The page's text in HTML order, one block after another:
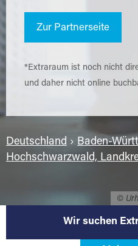
©
Zur Partnerseite
*Extraraum ist noch nicht
und daher nicht online
Deutschland › Baden-
Hochschwarzwald,
Wir suchen